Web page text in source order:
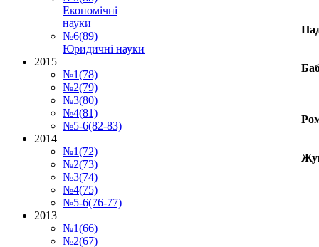
Економічні
науки
№6(89)
Юридичні науки
2015
№1(78)
№2(79)
№3(80)
№4(81)
№5-6(82-83)
2014
№1(72)
№2(73)
№3(74)
№4(75)
№5-6(76-77)
2013
№1(66)
№2(67)